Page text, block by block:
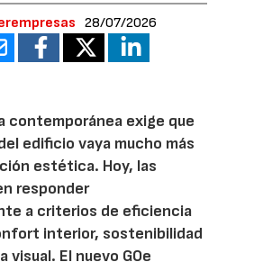
28/07/2026
contemporánea exige que
edificio vaya mucho más
estética. Hoy, las
responder
a criterios de eficiencia
interior, sostenibilidad
visual. El nuevo GOe